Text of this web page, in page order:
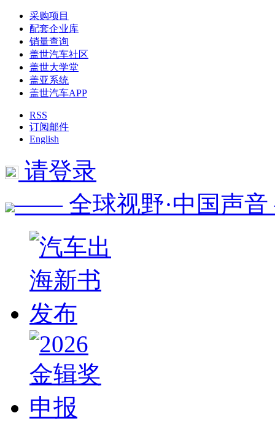
采购项目
配套企业库
销量查询
盖世汽车社区
盖世大学堂
盖亚系统
盖世汽车APP
RSS
订阅邮件
English
请登录
—— 全球视野·中国声